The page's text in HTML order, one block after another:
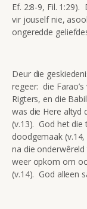
Ef. 2:8-9, Fil.
vir jouself nie,
ongeredde
Deur die
regeer: die
Rigters, en die
was die Here altyd
(v.13). God het die
doodgemaak
na die
weer opkom om
(v.14). God alleen